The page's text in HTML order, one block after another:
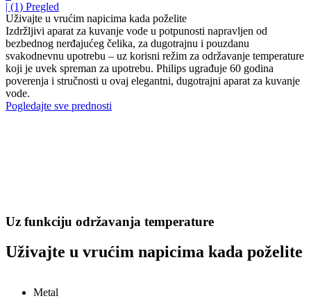
| (1) Pregled
Uživajte u vrućim napicima kada poželite
Izdržljivi aparat za kuvanje vode u potpunosti napravljen od
bezbednog nerđajućeg čelika, za dugotrajnu i pouzdanu
svakodnevnu upotrebu – uz korisni režim za održavanje temperature
koji je uvek spreman za upotrebu. Philips ugrađuje 60 godina
poverenja i stručnosti u ovaj elegantni, dugotrajni aparat za kuvanje
vode.
Pogledajte sve prednosti
Uz funkciju održavanja temperature
Uživajte u vrućim napicima kada poželite
Metal